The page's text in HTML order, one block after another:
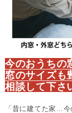
今のおうちの
窓のサイズも
相談して下さ
「昔に建てた家…